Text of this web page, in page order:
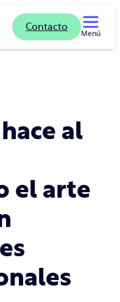
Contacto
Menú
al
el arte